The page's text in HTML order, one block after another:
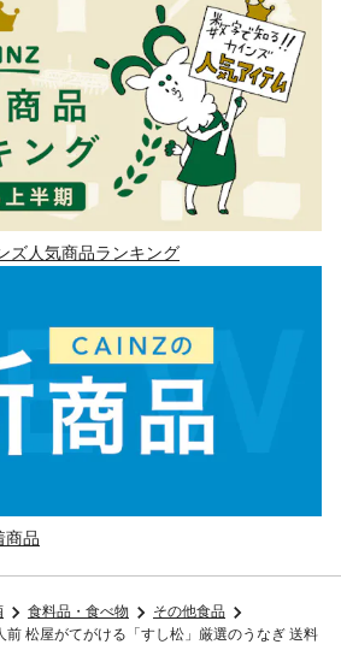
ズ人気商品ランキング
商品
食料品・食べ物
その他食品
前 松屋がてがける「すし松」厳選のうなぎ 送料